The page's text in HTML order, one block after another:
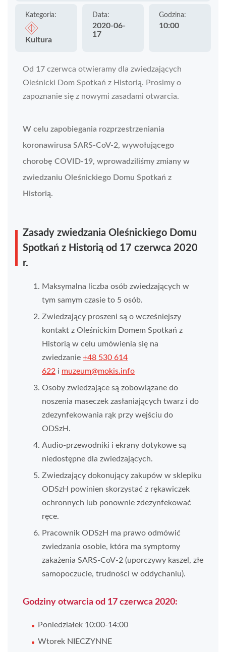
Kategoria:
Kultura
Data:
2020-06-
17
Godzina:
10:00
Od 17 czerwca otwieramy dla zwiedzających
Oleśnicki Dom Spotkań z Historią. Prosimy o
zapoznanie się z nowymi zasadami otwarcia.
W celu zapobiegania rozprzestrzeniania
koronawirusa SARS-CoV-2, wywołującego
chorobę COVID-19, wprowadziliśmy zmiany w
zwiedzaniu Oleśnickiego Domu Spotkań z
Historią.
Zasady zwiedzania Oleśnickiego Domu
Spotkań z Historią od 17 czerwca 2020
r.
Maksymalna liczba osób zwiedzających w
tym samym czasie to 5 osób.
Zwiedzający proszeni są o wcześniejszy
kontakt z Oleśnickim Domem Spotkań z
Historią w celu umówienia się na
zwiedzanie +48 530 614
622 i muzeum@mokis.info
Osoby zwiedzające są zobowiązane do
noszenia maseczek zasłaniających twarz i do
zdezynfekowania rąk przy wejściu do
ODSzH.
Audio-przewodniki i ekrany dotykowe są
niedostępne dla zwiedzających.
Zwiedzający dokonujący zakupów w sklepiku
ODSzH powinien skorzystać z rękawiczek
ochronnych lub ponownie zdezynfekować
ręce.
Pracownik ODSzH ma prawo odmówić
zwiedzania osobie, która ma symptomy
zakażenia SARS-CoV-2 (uporczywy kaszel, złe
samopoczucie, trudności w oddychaniu).
Godziny otwarcia od 17 czerwca 2020:
Poniedziałek 10:00-14:00
Wtorek NIECZYNNE